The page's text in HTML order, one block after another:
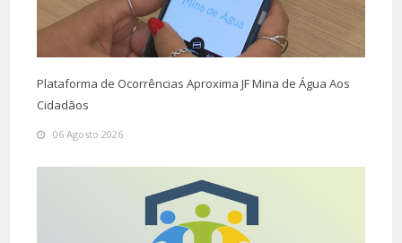
Plataforma de Ocorrências Aproxima JF Mina de Água Aos
Cidadãos
06 Agosto 2026